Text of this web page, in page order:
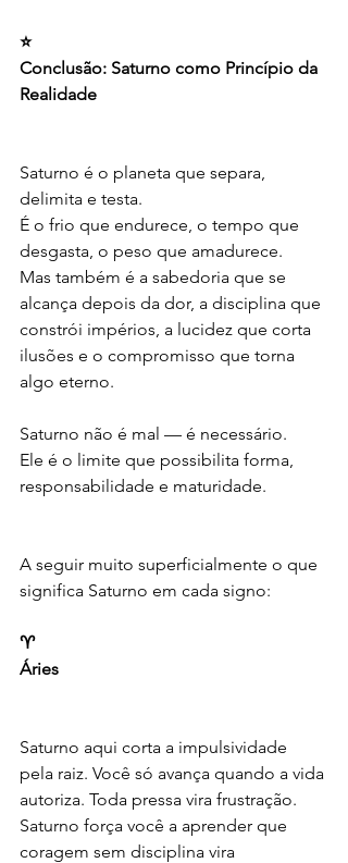
⭐
Conclusão: Saturno como Princípio da
Realidade
Saturno é o planeta que separa,
delimita e testa.
É o frio que endurece, o tempo que
desgasta, o peso que amadurece.
Mas também é a sabedoria que se
alcança depois da dor, a disciplina que
constrói impérios, a lucidez que corta
ilusões e o compromisso que torna
algo eterno.
Saturno não é mal — é necessário.
Ele é o limite que possibilita forma,
responsabilidade e maturidade.
A seguir muito superficialmente o que
significa Saturno em cada signo:
♈️
Áries
Saturno aqui corta a impulsividade
pela raiz. Você só avança quando a vida
autoriza. Toda pressa vira frustração.
Saturno força você a aprender que
coragem sem disciplina vira